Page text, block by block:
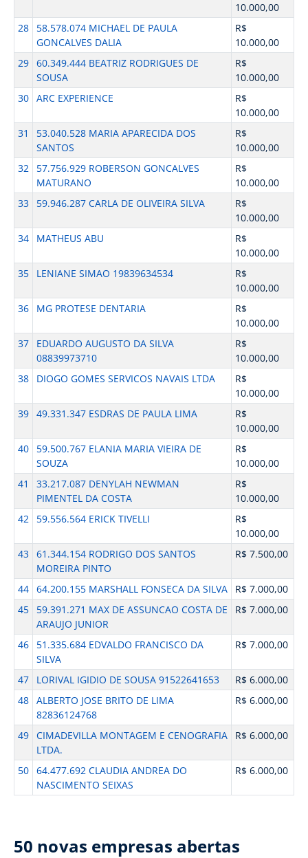
10.000,00
28
58.578.074 MICHAEL DE PAULA
GONCALVES DALIA
R$
10.000,00
29 60.349.444 BEATRIZ RODRIGUES DE
SOUSA
R$
10.000,00
30 ARC EXPERIENCE
R$
10.000,00
31
53.040.528 MARIA APARECIDA DOS
SANTOS
R$
10.000,00
32
57.756.929 ROBERSON GONCALVES
MATURANO
R$
10.000,00
33
59.946.287 CARLA DE OLIVEIRA SILVA
R$
10.000,00
34
MATHEUS ABU
R$
10.000,00
35
LENIANE SIMAO 19839634534
R$
10.000,00
36
MG PROTESE DENTARIA
R$
10.000,00
37
EDUARDO AUGUSTO DA SILVA
08839973710
R$
10.000,00
38
DIOGO GOMES SERVICOS NAVAIS LTDA
R$
10.000,00
39 49.331.347 ESDRAS DE PAULA LIMA
R$
10.000,00
40
59.500.767 ELANIA MARIA VIEIRA DE
SOUZA
R$
10.000,00
41
33.217.087 DENYLAH NEWMAN
PIMENTEL DA COSTA
R$
10.000,00
42
59.556.564 ERICK TIVELLI
R$
10.000,00
43 61.344.154 RODRIGO DOS SANTOS
MOREIRA PINTO
R$ 7.500,00
44 64.200.155 MARSHALL FONSECA DA SILVA
R$ 7.000,00
45
59.391.271 MAX DE ASSUNCAO COSTA DE
ARAUJO JUNIOR
R$ 7.000,00
46
51.335.684 EDVALDO FRANCISCO DA
SILVA
R$ 7.000,00
47 LORIVAL IGIDIO DE SOUSA 91522641653
R$ 6.000,00
48 ALBERTO JOSE BRITO DE LIMA
82836124768
R$ 6.000,00
49 CIMADEVILLA MONTAGEM E CENOGRAFIA
LTDA.
R$ 6.000,00
50 64.477.692 CLAUDIA ANDREA DO
NASCIMENTO SEIXAS
R$ 6.000,00
50 novas empresas abertas